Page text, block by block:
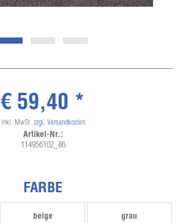
FARBE
beige grau
€ 59,40 *
inkl. MwSt. zzgl. Versandkosten
Artikel-Nr.:
114956102_86